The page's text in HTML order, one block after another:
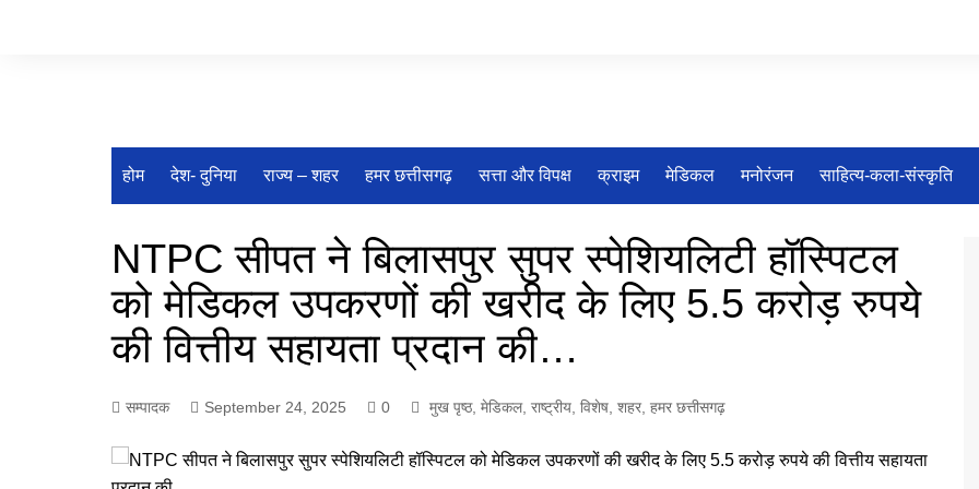
होम देश- दुनिया राज्य – शहर हमर छत्तीसगढ़ सत्ता और विपक्ष क्राइम मेडिकल मनोरंजन साहित्य-कला-संस्कृति
NTPC सीपत ने बिलासपुर सुपर स्पेशियलिटी हॉस्पिटल
को मेडिकल उपकरणों की खरीद के लिए 5.5 करोड़ रुपये
की वित्तीय सहायता प्रदान की…
सम्पादक September 24, 2025 0 मुख पृष्ठ, मेडिकल, राष्ट्रीय विशेष शहर हमर छत्तीसगढ़